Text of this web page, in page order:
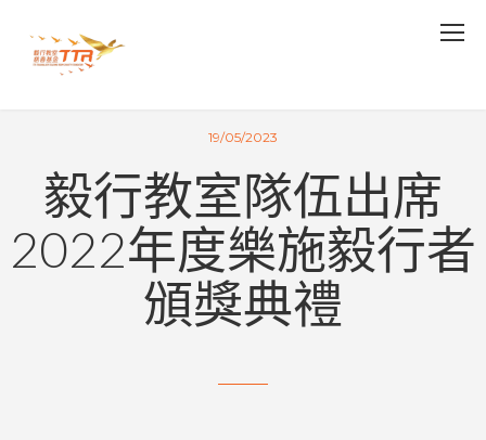
19/05/2023
毅行教室隊伍出席
2022年度樂施毅行者
頒獎典禮